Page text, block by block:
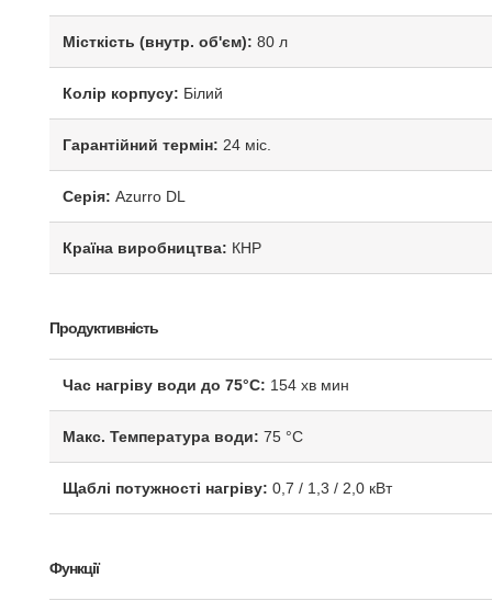
Місткість (внутр. об'єм): 80 л
Колір корпусу: Білий
Гарантійний термін: 24 міс.
Серія: Azurro DL
Країна виробництва: КНР
Продуктивність
Час нагріву води до 75°С: 154 хв мин
Макс. Температура води: 75 °С
Щаблі потужності нагріву: 0,7 / 1,3 / 2,0 кВт
Функції